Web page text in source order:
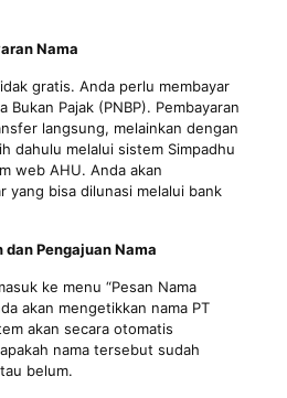
Nama
gratis. Anda perlu membayar
Bukan Pajak (PNBP). Pembayaran
langsung, melainkan dengan
dahulu melalui sistem Simpadhu
web AHU. Anda akan
yang bisa dilunasi melalui bank
Pengajuan Nama
ke menu “Pesan Nama
akan mengetikkan nama PT
akan secara otomatis
nama tersebut sudah
belum.